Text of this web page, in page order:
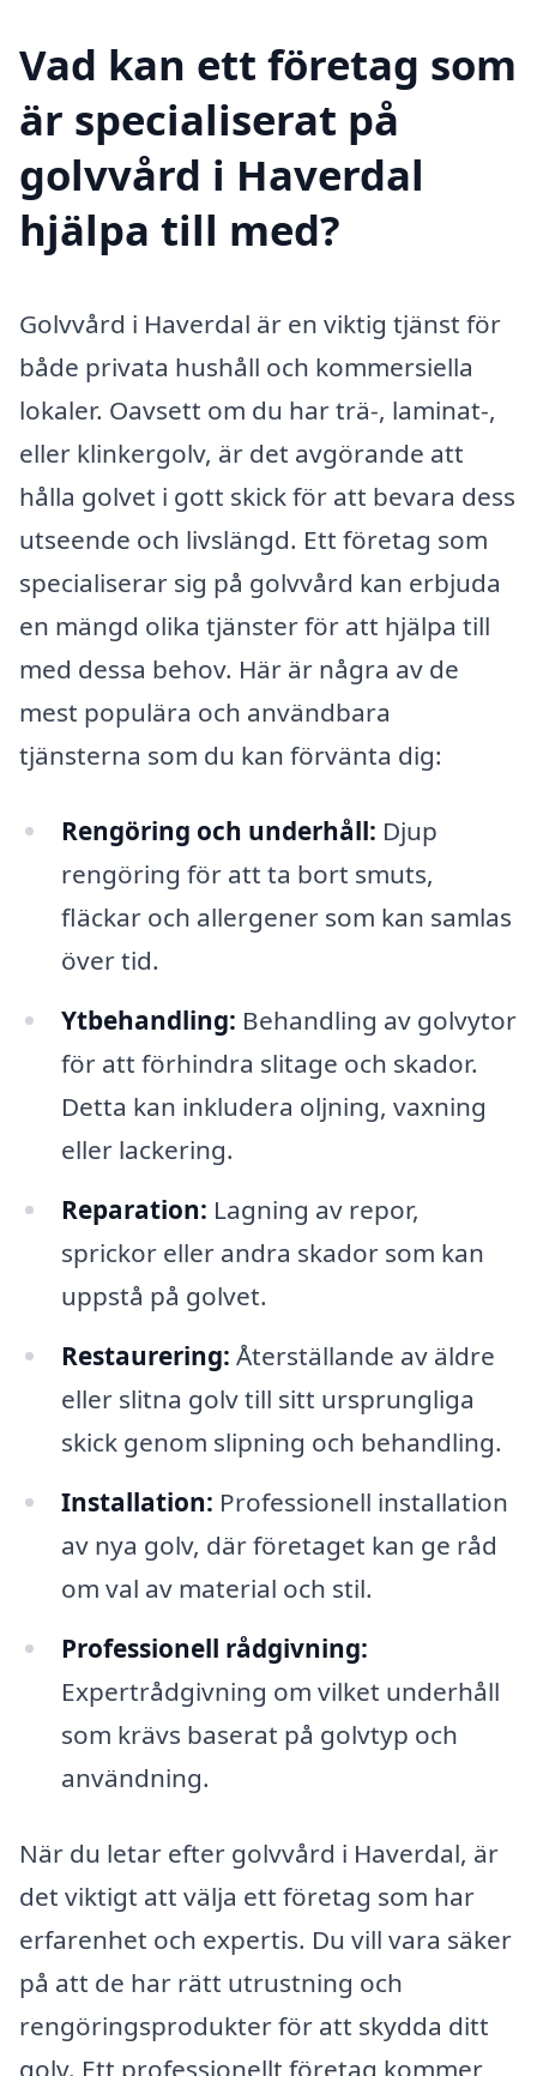
Vad kan ett företag som
är specialiserat på
golvvård i Haverdal
hjälpa till med?
Golvvård i Haverdal är en viktig tjänst för
både privata hushåll och kommersiella
lokaler. Oavsett om du har trä-, laminat-,
eller klinkergolv, är det avgörande att
hålla golvet i gott skick för att bevara dess
utseende och livslängd. Ett företag som
specialiserar sig på golvvård kan erbjuda
en mängd olika tjänster för att hjälpa till
med dessa behov. Här är några av de
mest populära och användbara
tjänsterna som du kan förvänta dig:
Rengöring och underhåll: Djup
rengöring för att ta bort smuts,
fläckar och allergener som kan samlas
över tid.
Ytbehandling: Behandling av golvytor
för att förhindra slitage och skador.
Detta kan inkludera oljning, vaxning
eller lackering.
Reparation: Lagning av repor,
sprickor eller andra skador som kan
uppstå på golvet.
Restaurering: Återställande av äldre
eller slitna golv till sitt ursprungliga
skick genom slipning och behandling.
Installation: Professionell installation
av nya golv, där företaget kan ge råd
om val av material och stil.
Professionell rådgivning:
Expertrådgivning om vilket underhåll
som krävs baserat på golvtyp och
användning.
När du letar efter golvvård i Haverdal, är
det viktigt att välja ett företag som har
erfarenhet och expertis. Du vill vara säker
på att de har rätt utrustning och
rengöringsprodukter för att skydda ditt
golv. Ett professionellt företag kommer